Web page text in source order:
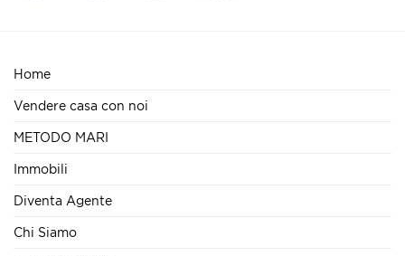
Home
Vendere casa con noi
METODO MARI
Immobili
Diventa Agente
Chi Siamo